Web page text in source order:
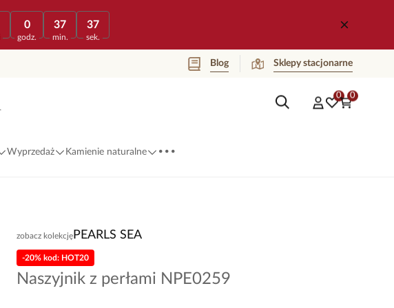
0
godz.
37
min.
37
sek.
Blog Sklepy stacjonarne
0 0
Wyprzedaż Kamienie naturalne ...
zobacz kolekcję PEARLS SEA
Naszyjnik z perłami NPE0259
-20% kod: HOT20